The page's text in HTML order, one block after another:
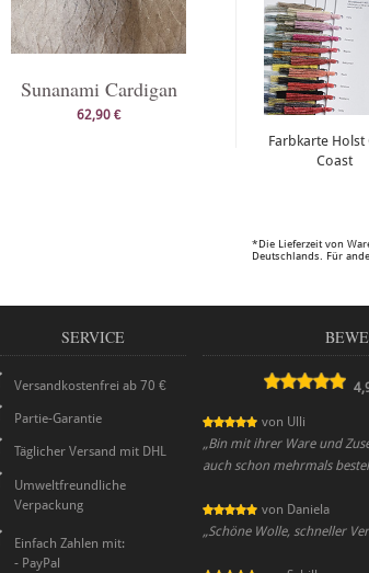
Sunanami Cardigan
62,90 €
Farbkarte Holst
Coast
*Die Lieferzeit von
Deutschlands. Für
SERVICE
Versandkostenfrei ab 70 €
Partie-Garantie
Täglicher Versand mit DHL
Umweltfreundliche
Verpackung
Einfach Zahlen mit:
- PayPal
von Ulli
„Bin mit ihrer Ware und
auch schon mehrmals
von Daniela
„Schöne Wolle, schneller